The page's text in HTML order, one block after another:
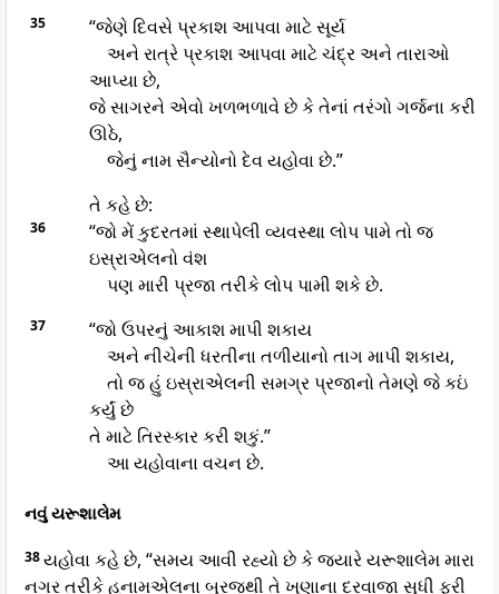
35
“જેણે દિવસે પ્રકાશ આપવા માટે સૂર્ય
અને રાત્રે પ્રકાશ આપવા માટે ચંદ્ર અને તારાઓ
આપ્યા છે,
જે સાગરને એવો ખળભળાવે છે કે તેનાં તરંગો ગર્જના કરી
ઊઠે,
જેનું નામ સૈન્યોનો દેવ યહોવા છે.”
તે કહે છે:
36
“જો મેં કુદરતમાં સ્થાપેલી વ્યવસ્થા લોપ પામે તો જ
ઇસ્રાએલનો વંશ
પણ મારી પ્રજા તરીકે લોપ પામી શકે છે.
37
“જો ઉપરનું આકાશ માપી શકાય
અને નીચેની ધરતીના તળીયાનો તાગ માપી શકાય,
તો જ હું ઇસ્રાએલની સમગ્ર પ્રજાનો તેમણે જે કઇં
કર્યું છે
તે માટે તિરસ્કાર કરી શકું.”
આ યહોવાના વચન છે.
નવું યરૂશાલેમ
38યહોવા કહે છે, “સમય આવી રહ્યો છે કે જ્યારે યરૂશાલેમ મારા
નગર તરીકે હનામએલના બુરજથી તે ખૂણાના દરવાજા સુધી ફરી